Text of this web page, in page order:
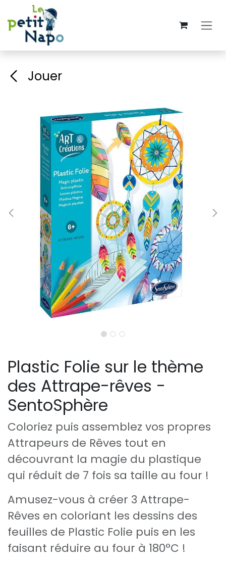
Overslaan naar inhoud
Jouer
Plastic Folie sur le thème
des Attrape-rêves -
SentoSphère
Coloriez puis assemblez vos propres
Attrapeurs de Rêves tout en
découvrant la magie du plastique
qui réduit de 7 fois sa taille au four !
Amusez-vous à créer 3 Attrape-
Rêves en coloriant les dessins des
feuilles de Plastic Folie puis en les
faisant réduire au four à 180°C !